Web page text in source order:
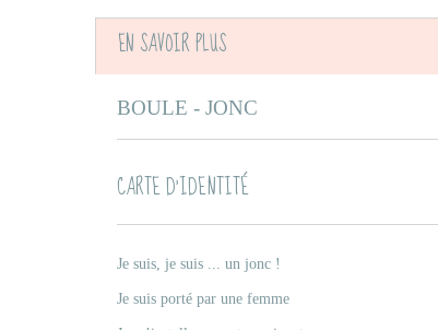
EN SAVOIR PLUS
BOULE - JONC
CARTE D’IDENTITÉ
Je suis, je suis ... un jonc !
Je suis porté par une femme